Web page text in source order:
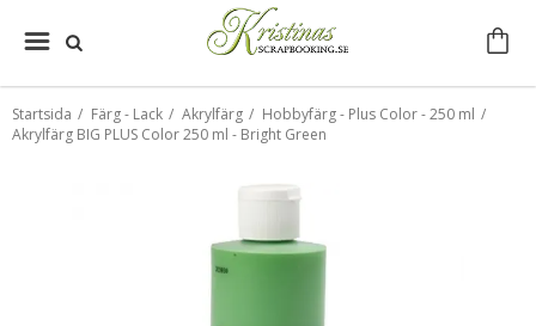
Startsida / Färg - Lack / Akrylfärg / Hobbyfärg - Plus Color - 250 ml /
Akrylfärg BIG PLUS Color 250 ml - Bright Green